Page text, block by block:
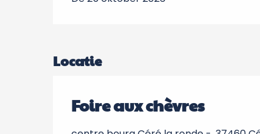
Locatie
Foire aux chèvres